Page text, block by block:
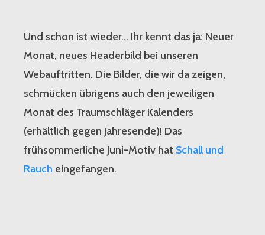
Und schon ist wieder… Ihr kennt das ja: Neuer
Monat, neues Headerbild bei unseren
Webauftritten. Die Bilder, die wir da zeigen,
schmücken übrigens auch den jeweiligen
Monat des Traumschläger Kalenders
(erhältlich gegen Jahresende)! Das
frühsommerliche Juni-Motiv hat Schall und
Rauch eingefangen.